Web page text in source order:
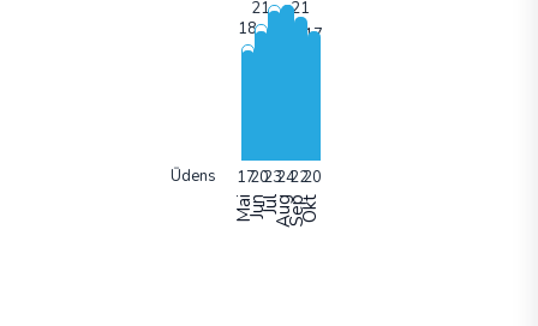
Ūdens
MaiJunJūlAugSepOkt